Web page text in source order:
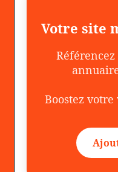
Votre site
Boostez